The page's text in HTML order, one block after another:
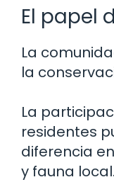
El papel
La
la
La
residentes
diferencia
y fauna local.